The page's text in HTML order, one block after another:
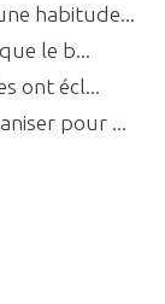
habitude...
le b...
ont écl...
pour ...